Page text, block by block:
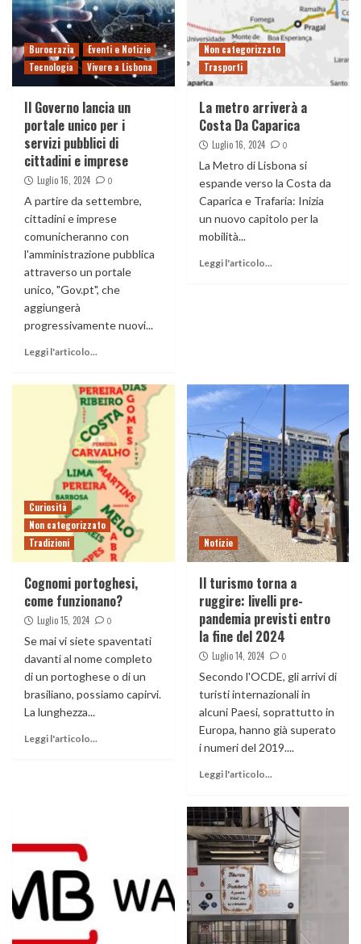
Burocrazia
Eventi e Notizie
Tecnologia
Vivere a Lisbona
Il Governo lancia un
portale unico per i
servizi pubblici di
cittadini e imprese
Luglio 16, 2024 0
A partire da settembre,
cittadini e imprese
comunicheranno con
l'amministrazione pubblica
attraverso un portale
unico, "Gov.pt", che
aggiungerà
progressivamente nuovi...
Leggi l'articolo...
Non categorizzato
Trasporti
La metro arriverà a
Costa Da Caparica
Luglio 16, 2024 0
La Metro di Lisbona si
espande verso la Costa da
Caparica e Trafaria: Inizia
un nuovo capitolo per la
mobilità...
Leggi l'articolo...
Curiosità
Non categorizzato
Tradizioni
Cognomi portoghesi,
come funzionano?
Luglio 15, 2024 0
Se mai vi siete spaventati
davanti al nome completo
di un portoghese o di un
brasiliano, possiamo capirvi.
La lunghezza...
Leggi l'articolo...
Notizie
Il turismo torna a
ruggire: livelli pre-
pandemia previsti entro
la fine del 2024
Luglio 14, 2024 0
Secondo l'OCDE, gli arrivi di
turisti internazionali in
alcuni Paesi, soprattutto in
Europa, hanno già superato
i numeri del 2019....
Leggi l'articolo...